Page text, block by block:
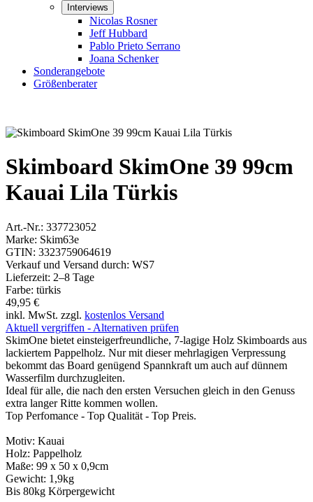
Interviews
Nicolas Rosner
Jeff Hubbard
Pablo Prieto Serrano
Joana Schenker
Sonderangebote
Größenberater
Skimboard SkimOne 39 99cm
Kauai Lila Türkis
Art.-Nr.: 337723052
Marke: Skim63e
GTIN: 3323759064619
Verkauf und Versand durch: WS7
Lieferzeit: 2–8 Tage
Farbe: türkis
49,95 €
inkl. MwSt. zzgl. kostenlos Versand
Aktuell vergriffen - Alternativen prüfen
SkimOne bietet einsteigerfreundliche, 7-lagige Holz Skimboards aus
lackiertem Pappelholz. Nur mit dieser mehrlagigen Verpressung
bekommt das Board genügend Spannkraft um auch auf dünnem
Wasserfilm durchzugleiten.
Ideal für alle, die nach den ersten Versuchen gleich in den Genuss
extra langer Ritte kommen wollen.
Top Perfomance - Top Qualität - Top Preis.
Motiv: Kauai
Holz: Pappelholz
Maße: 99 x 50 x 0,9cm
Gewicht: 1,9kg
Bis 80kg Körpergewicht